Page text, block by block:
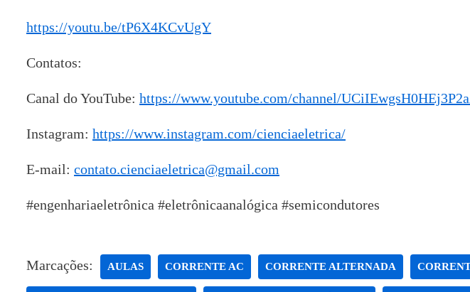
https://youtu.be/tP6X4KCvUgY
Contatos:
Canal do YouTube: https://www.youtube.com/channel/
Instagram: https://www.instagram.com/cienciaeletrica/
E-mail: contato.cienciaeletrica@gmail.com
#engenhariaeletrônica #eletrônicaanalógica #semicondutores
Marcações: AULAS CORRENTE AC CORRENTE ALTERNADA